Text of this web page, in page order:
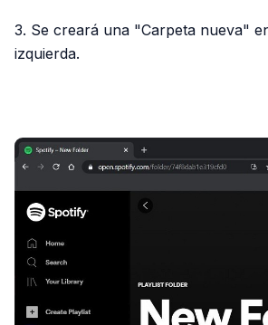
3. Se creará una "Carpeta nueva"
izquierda.